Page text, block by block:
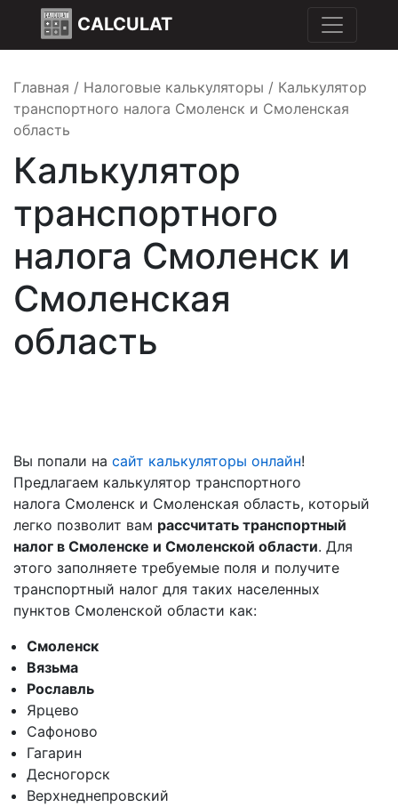
CALCULAT
Главная / Налоговые калькуляторы / Калькулятор
транспортного налога Смоленск и Смоленская
область
Калькулятор
транспортного
налога Смоленск и
Смоленская
область
Вы попали на сайт калькуляторы онлайн!
Предлагаем калькулятор транспортного
налога Смоленск и Смоленская область, который
легко позволит вам рассчитать транспортный
налог в Смоленске и Смоленской области. Для
этого заполняете требуемые поля и получите
транспортный налог для таких населенных
пунктов Смоленской области как:
Смоленск
Вязьма
Рославль
Ярцево
Сафоново
Гагарин
Десногорск
Верхнеднепровский